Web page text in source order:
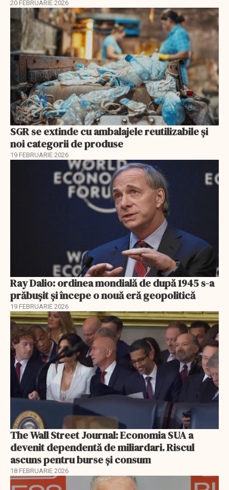
20 FEBRUARIE 2026
SGR se extinde cu ambalajele reutilizabile și
noi categorii de produse
19 FEBRUARIE 2026
Ray Dalio: ordinea mondială de după 1945 s-a
prăbușit și începe o nouă eră geopolitică
19 FEBRUARIE 2026
The Wall Street Journal: Economia SUA a
devenit dependentă de miliardari. Riscul
ascuns pentru burse și consum
18 FEBRUARIE 2026
EXCLUSIV